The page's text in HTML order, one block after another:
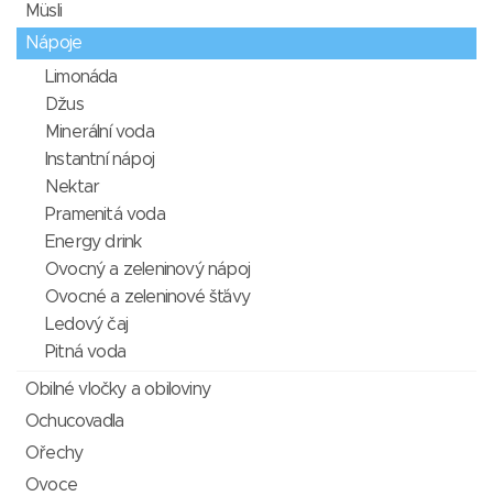
Müsli
Nápoje
Limonáda
Džus
Minerální voda
Instantní nápoj
Nektar
Pramenitá voda
Energy drink
Ovocný a zeleninový nápoj
Ovocné a zeleninové šťávy
Ledový čaj
Pitná voda
Obilné vločky a obiloviny
Ochucovadla
Ořechy
Ovoce